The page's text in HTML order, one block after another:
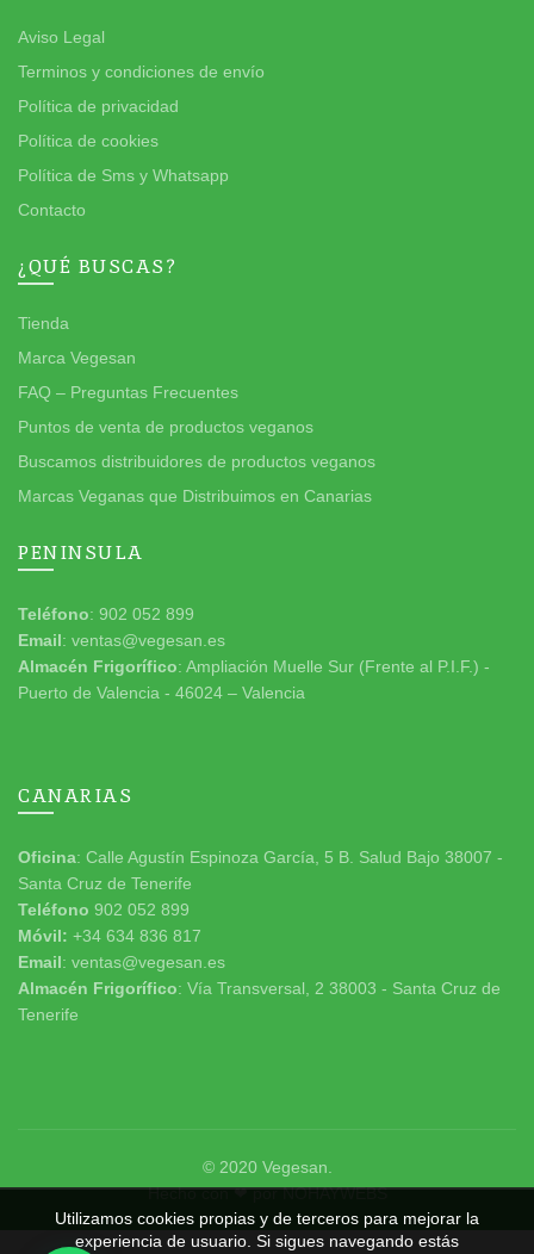
Aviso Legal
Terminos y condiciones de envío
Política de privacidad
Política de cookies
Política de Sms y Whatsapp
Contacto
¿QUÉ BUSCAS?
Tienda
Marca Vegesan
FAQ – Preguntas Frecuentes
Puntos de venta de productos veganos
Buscamos distribuidores de productos veganos
Marcas Veganas que Distribuimos en Canarias
PENINSULA
Teléfono: 902 052 899
Email: ventas@vegesan.es
Almacén Frigorífico: Ampliación Muelle Sur (Frente al P.I.F.) -
Puerto de Valencia - 46024 – Valencia
CANARIAS
Oficina: Calle Agustín Espinoza García, 5 B. Salud Bajo 38007 -
Santa Cruz de Tenerife
Teléfono 902 052 899
Móvil: +34 634 836 817
Email: ventas@vegesan.es
Almacén Frigorífico: Vía Transversal, 2 38003 - Santa Cruz de
Tenerife
© 2020 Vegesan
Hecho con ❤ porNOHAYWEBS
Utilizamos cookies propias y de terceros para mejorar la
experiencia de usuario. Si sigues navegando estás